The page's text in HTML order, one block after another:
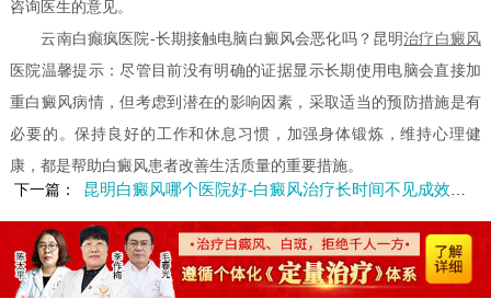
咨询医生的意见。
云南白癫疯医院-长期接触电脑白癜风会恶化吗？昆明治疗白癜风
医院温馨提示：尽管目前没有明确的证据显示长期使用电脑会直接加
重白癜风病情，但考虑到潜在的影响因素，采取适当的预防措施是有
必要的。保持良好的工作和休息习惯，加强身体锻炼，维持心理健
康，都是帮助白癜风患者改善生活质量的重要措施。
下一篇：
昆明白癜风哪个医院好-白癜风治疗长时间不见成效是什么原因